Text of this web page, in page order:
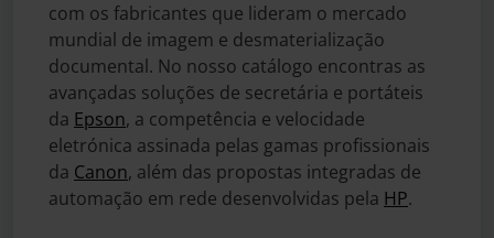
com os fabricantes que lideram o mercado
mundial de imagem e desmaterialização
documental. No nosso catálogo encontras as
avançadas soluções de secretária e portáteis
da Epson, a competência e velocidade
eletrónica assinada pelas gamas profissionais
da Canon, além das propostas integradas de
automação em rede desenvolvidas pela HP.